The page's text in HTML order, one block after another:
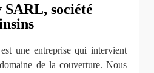
société
une entreprise qui intervient
de la couverture. Nous